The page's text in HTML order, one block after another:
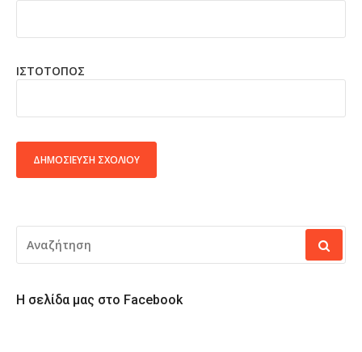
ΙΣΤΌΤΟΠΟΣ
ΓΙΑ:
Η σελίδα μας στο Facebook